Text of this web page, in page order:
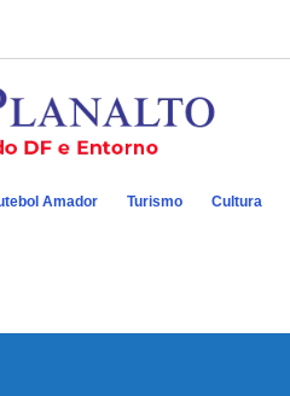
Amador Turismo Cultura